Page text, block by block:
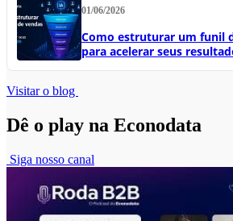
01/06/2026
Como estruturar um funil
para acelerar seus
Visitar o blog
Dê o play na Econodata
Siga nosso canal